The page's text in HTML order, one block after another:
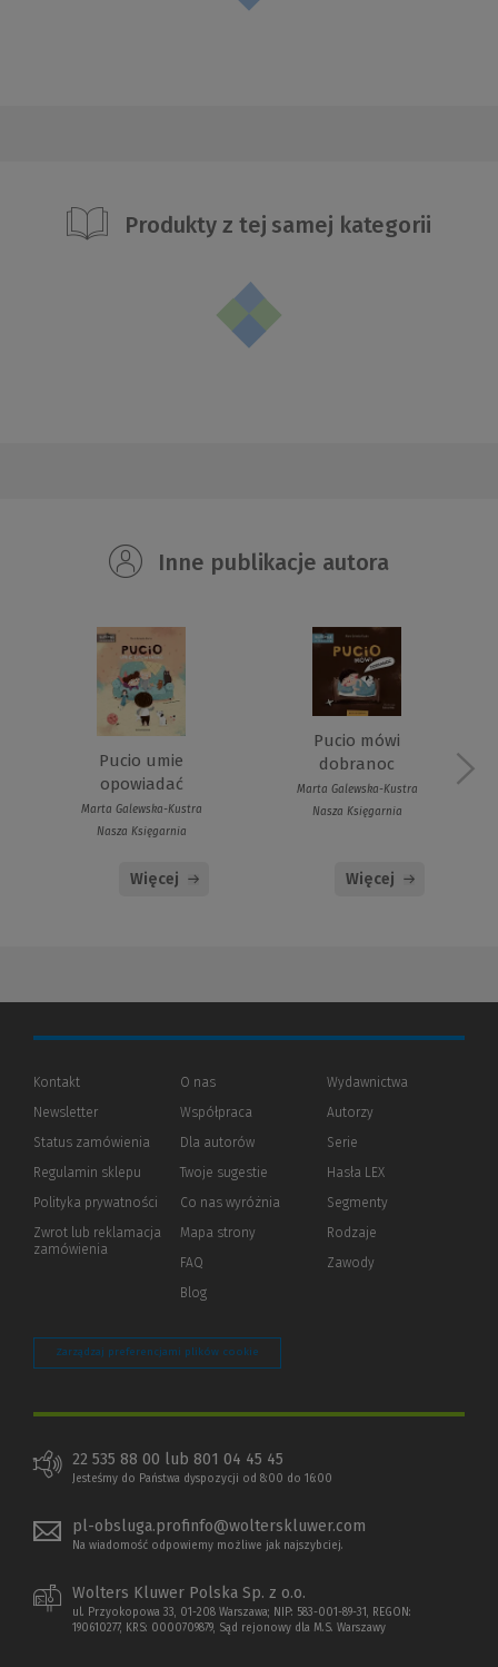
Produkty z tej samej kategorii
Inne publikacje autora
Pucio umie
opowiadać
Marta Galewska-Kustra
Nasza Księgarnia
Więcej
Pucio mówi
dobranoc
Marta Galewska-Kustra
Nasza Księgarnia
Więcej
Kontakt
Newsletter
Status zamówienia
Regulamin sklepu
Polityka prywatności (Nowe
(Link
innej
Zwrot lub reklamacja
zamówienia
O nas
Współpraca
Dla autorów(Nowe
(Link
innej
Twoje sugestie
Co nas wyróżnia
Mapa strony
FAQ
Blog
Wydawnictwa
Autorzy
Serie
Hasła LEX
Segmenty
Rodzaje
Zawody
Zarządzaj preferencjami plików cookie
22 535 88 00 lub 801 04 45 45
Jesteśmy do Państwa dyspozycji od 8:00 do 16:00
pl-obsluga.profinfo@wolterskluwer.com
Na wiadomość odpowiemy możliwe jak najszybciej.
Wolters Kluwer Polska Sp. z o.o.
ul. Przyokopowa 33, 01-208 Warszawa; NIP: 583-001-89-31, REGON:
190610277, KRS: 0000709879, Sąd rejonowy dla M.S. Warszawy